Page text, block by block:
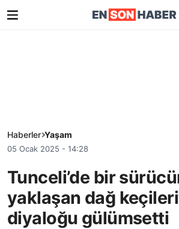
Haberler Yaşam
05 Ocak 2025 - 14:28
Tunceli’de bir
yaklaşan dağ
diyaloğu gülümsetti